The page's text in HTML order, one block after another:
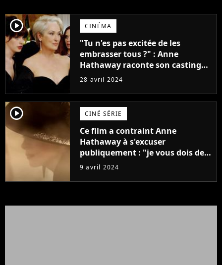
player2 CINÉMA
"Tu n'es pas excitée de les
embrasser tous ?" : Anne
Hathaway raconte son casting
"dégoutant" pour obtenir l'un de
28 avril 2024
player2 CINÉ SÉRIE
Ce film a contraint Anne
Hathaway à s'excuser
publiquement : "je vous dois des
excuses pour la douleur
9 avril 2024